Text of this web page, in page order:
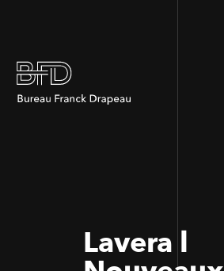
Lavera l